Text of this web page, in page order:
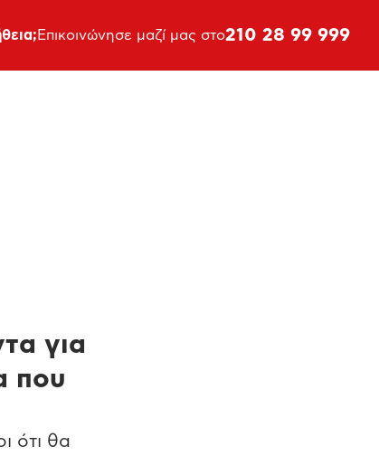
Επικοινώνησε μαζί μας στο210 28 99 999
για
που
ότι θα